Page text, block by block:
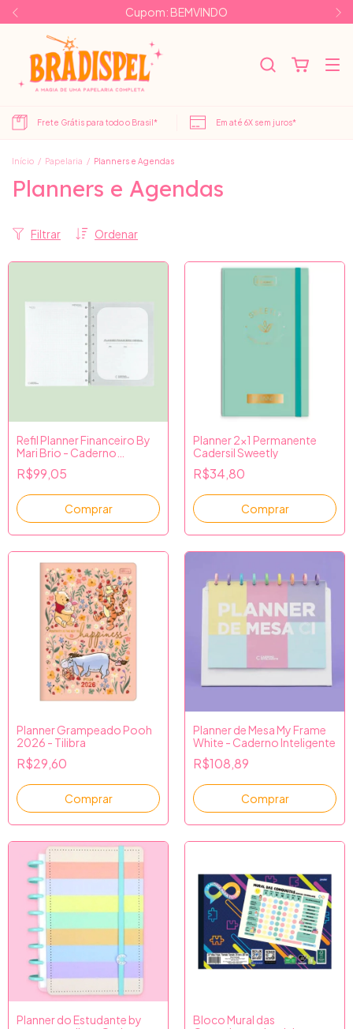
Cupom: BEMVINDO
Frete Grátis para todo o Brasil* Em até 6X sem juros*
Início / Papelaria / Planners e Agendas
Planners e Agendas
Ordenar
Filtrar
Refil Planner Financeiro By
Mari Brio - Caderno
Inteligente
R$99,05
Planner 2x1 Permanente
Cadersil Sweetly
R$34,80
Comprar
Planner Grampeado Pooh
2026 - Tilibra
R$29,60
Comprar
Planner de Mesa My Frame
White - Caderno Inteligente
R$108,89
Planner do Estudante by
Bloco Mural das